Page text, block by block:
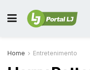
Home Entretenimento